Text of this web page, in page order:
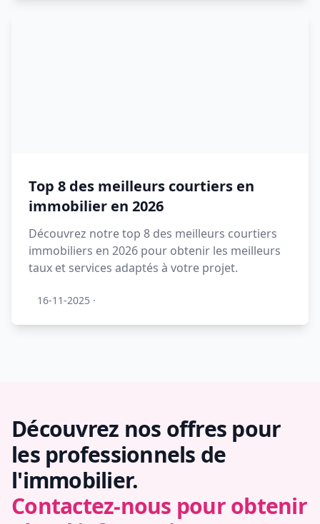
Top 8 des meilleurs courtiers en
immobilier en 2026
Découvrez notre top 8 des meilleurs courtiers
immobiliers en 2026 pour obtenir les meilleurs
taux et services adaptés à votre projet.
16-11-2025 ·
Découvrez nos offres pour
les professionnels de
l'immobilier.
Contactez-nous pour obtenir